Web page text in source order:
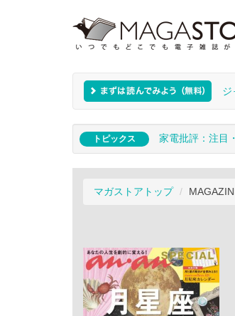
ジ
トピックス 家電批評：注目
マガストアトップ